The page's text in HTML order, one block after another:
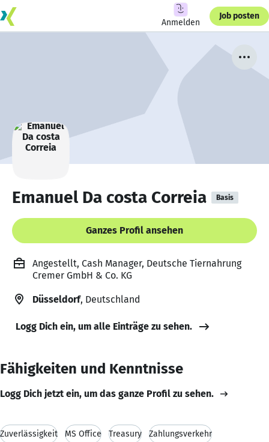
Anmelden
Job posten
Emanuel Da costa Correia Basis
Ganzes Profil ansehen
Angestellt, Cash Manager, Deutsche Tiernahrung
Cremer GmbH & Co. KG
Düsseldorf, Deutschland
Logg Dich ein, um alle Einträge zu sehen.
Fähigkeiten und Kenntnisse
Logg Dich jetzt ein, um das ganze Profil zu sehen.
Zuverlässigkeit MS Office Treasury Zahlungsverkehr